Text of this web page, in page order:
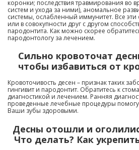
коронки; последствия травмирования во
систем и ухода за ними), аномальное
системы, ослабленный иммунитет. Все
или в совокупности друг с другом
пародонтита. Как можно скорее
пародонтологу за лечением.
Сильно кровоточат
чтобы избавиться от
Кровоточивость десен – признак таких
гингивит и пародонтит. Обратитесь к
диагностикой и лечением. Ранняя
проведенные лечебные процедуры
Ваши зубы здоровыми.
Десны отошли и
Что делать? Как